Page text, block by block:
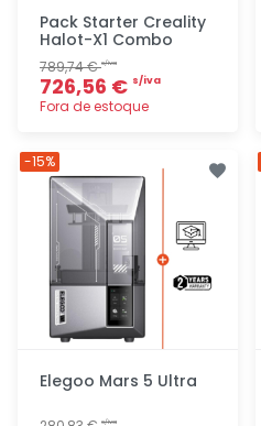
Pack Starter Creality
Halot-X1 Combo
789,74 €s/iva
726,56 € s/iva
Fora de estoque
rapidamente
Elegoo Mars 5 Ultra
s/iva
-15%